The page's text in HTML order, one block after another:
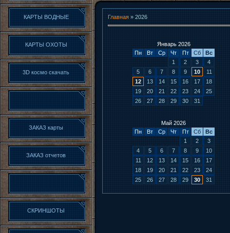
КАРТЫ ВОДНЫЕ
КАРТЫ ОХОТЫ
3D космо скачать
ЗАКАЗ карты
ЗАКАЗ отчетов
СКРИНШОТЫ
Главная » 2026
Январь 2026
Пн
Вт Ср Чт Пт Сб
Вс
1
2 3
4
5
6 7 8 9 10
11
12
13 14 15 16 17
18
19
20 21 22 23 24
25
26
27 28 29 30 31
Май 2026
Пн
Вт Ср Чт Пт Сб
Вс
1
2
3
4
5 6 7 8 9
10
11
12 13 14 15 16
17
18
19 20 21 22 23
24
25
26 27 28 29 30 31